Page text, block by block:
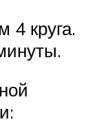
4 круга.